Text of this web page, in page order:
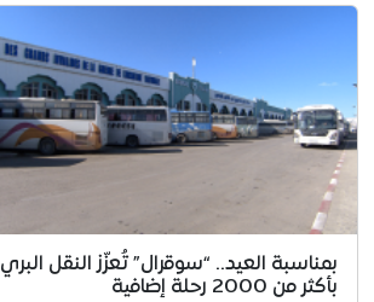
بمناسبة العيد.. “سوقرال” تُعزّز النقل البري
بأكثر من 2000 رحلة إضافية